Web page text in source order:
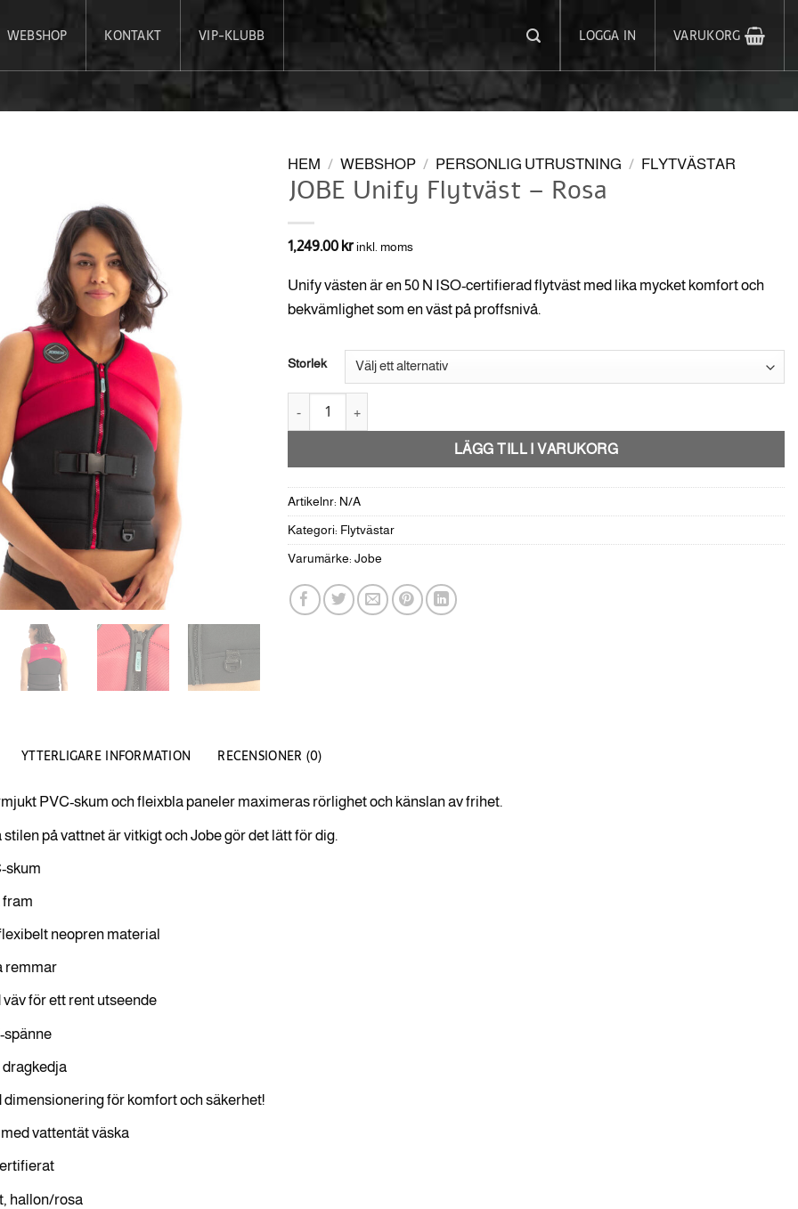
WEBSHOP KONTAKT VIP-KLUBB LOGGA IN VARUKORG
HEM / WEBSHOP / PERSONLIG UTRUSTNING / FLYTVÄSTAR
JOBE Unify Flytväst – Rosa
1,249.00 kr inkl. moms
Unify västen är en 50 N ISO-certifierad flytväst med lika mycket komfort och
bekvämlighet som en väst på proffsnivå.
Storlek
LÄGG TILL I VARUKORG
Artikelnr: N/A
Kategori: Flytvästar
Varumärke: Jobe
YTTERLIGARE INFORMATION RECENSIONER (0)
PVC-skum och fleixbla paneler maximeras rörlighet och känslan av frihet.
på vattnet är vitkigt och Jobe gör det lätt för dig.
skum
fram
neopren material
remmar
väv för ett rent utseende
spänne
dimensionering för komfort och säkerhet!
vattentät väska
hallon/rosa